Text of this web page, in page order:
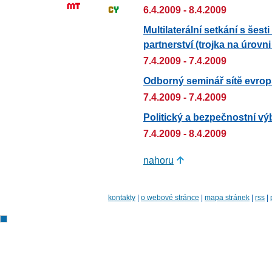
6.4.2009 - 8.4.2009
Multilaterální setkání s
partnerství (trojka na
7.4.2009 - 7.4.2009
Odborný seminář sítě
7.4.2009 - 7.4.2009
Politický a bezpečnostní
7.4.2009 - 8.4.2009
nahoru
kontakty | o webové stránce | mapa stránek | rss |